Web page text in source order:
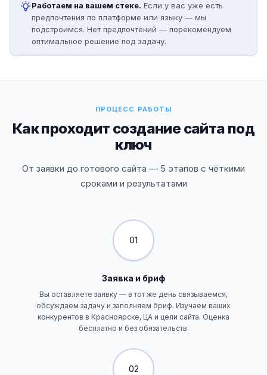
Работаем на вашем стеке. Если у вас уже есть
предпочтения по платформе или языку — мы
подстроимся. Нет предпочтений — порекомендуем
оптимальное решение под задачу.
ПРОЦЕСС РАБОТЫ
Как проходит создание сайта под
ключ
От заявки до готового сайта — 5 этапов с чёткими
сроками и результатами
01
Заявка и бриф
Вы оставляете заявку — в тот же день связываемся,
обсуждаем задачу и заполняем бриф. Изучаем ваших
конкурентов в Красноярске, ЦА и цели сайта. Оценка
бесплатно и без обязательств.
02